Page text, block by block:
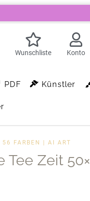
Wunschliste Konto
PDF Künstler
FARBEN | AI ART
Tee Zeit